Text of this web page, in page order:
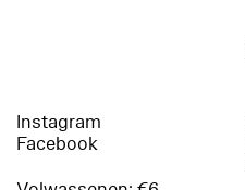
Instagram
Facebook